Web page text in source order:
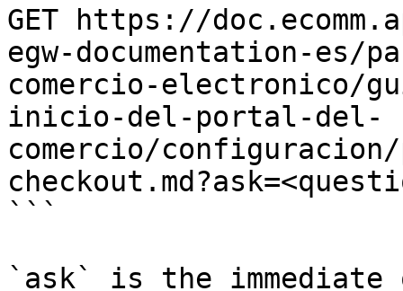
GET https://
egw-documentation-es/
comercio-electronico/
inicio-del-portal-del-
comercio/
```
`ask` is the